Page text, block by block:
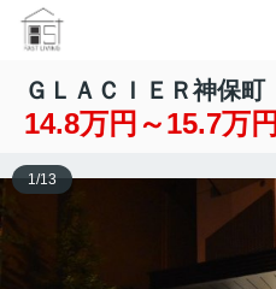
ＧＬＡＣＩＥＲ神保町
14.8万円～15.7万円
1/13